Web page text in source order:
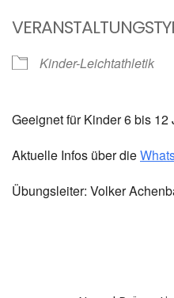
Kinder-Leichtathletik
Geeignet für Kinder 6 bis 12
Aktuelle Infos über die
Übungsleiter: Volker